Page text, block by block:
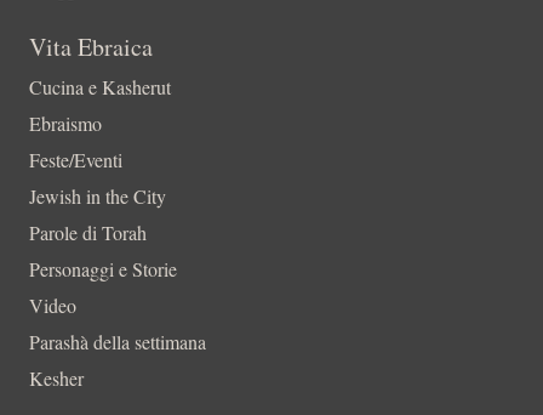
Vita Ebraica
Cucina e Kasherut
Ebraismo
Feste/Eventi
Jewish in the City
Parole di Torah
Personaggi e Storie
Video
Parashà della settimana
Kesher